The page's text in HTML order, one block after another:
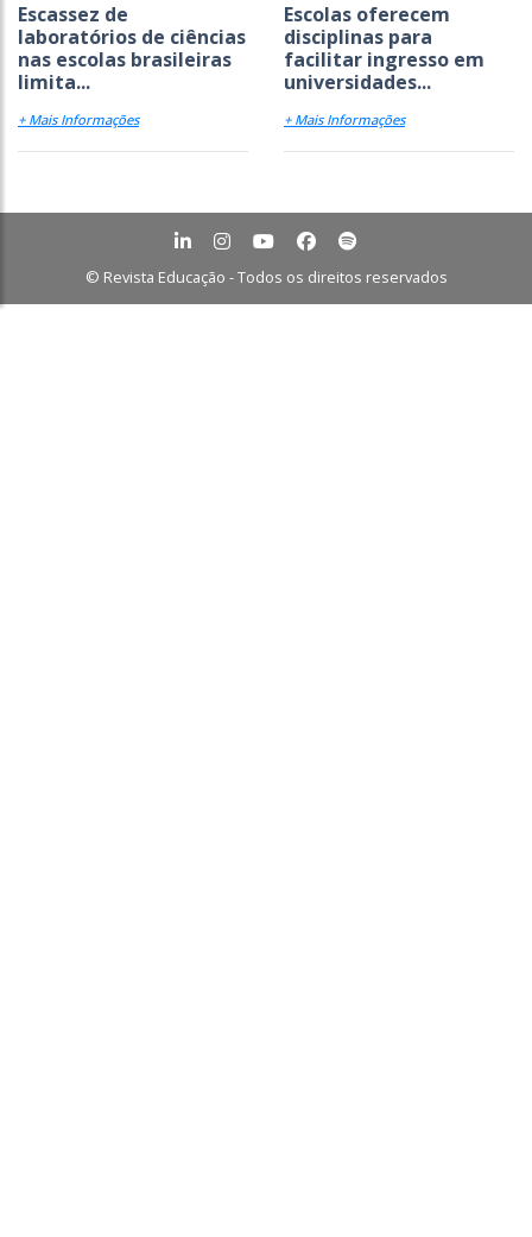
Escassez de
laboratórios de ciências
nas escolas brasileiras
limita...
+ Mais Informações
Escolas oferecem
disciplinas para
facilitar ingresso em
universidades...
+ Mais Informações
© Revista Educação - Todos os direitos reservados